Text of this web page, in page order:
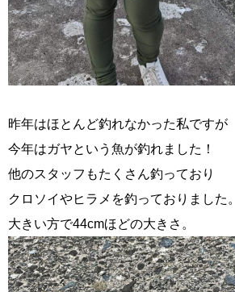
昨年はほとんど釣れなかった私ですが
今年はガヤという魚が釣れました！
他のスタッフもたくさん釣っており
クロソイやヒラメを釣っておりました。
大きい方で44cmほどの大きさ。